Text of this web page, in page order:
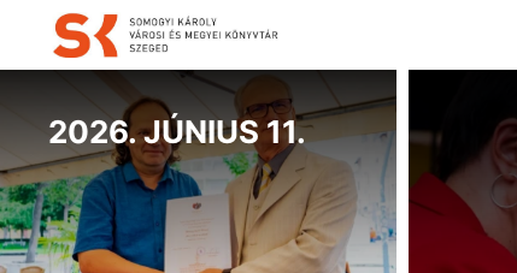
2026.
JÚNIUS
11.
2026. JÚNIUS 11.